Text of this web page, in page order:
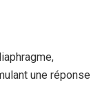
une réponse